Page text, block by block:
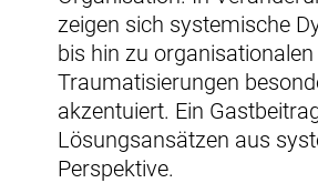
zeigen sich systemische
bis hin zu ­organisationalen
Traumatisierungen
akzentuiert. Ein
Lösungsansätzen aus
Perspektive.